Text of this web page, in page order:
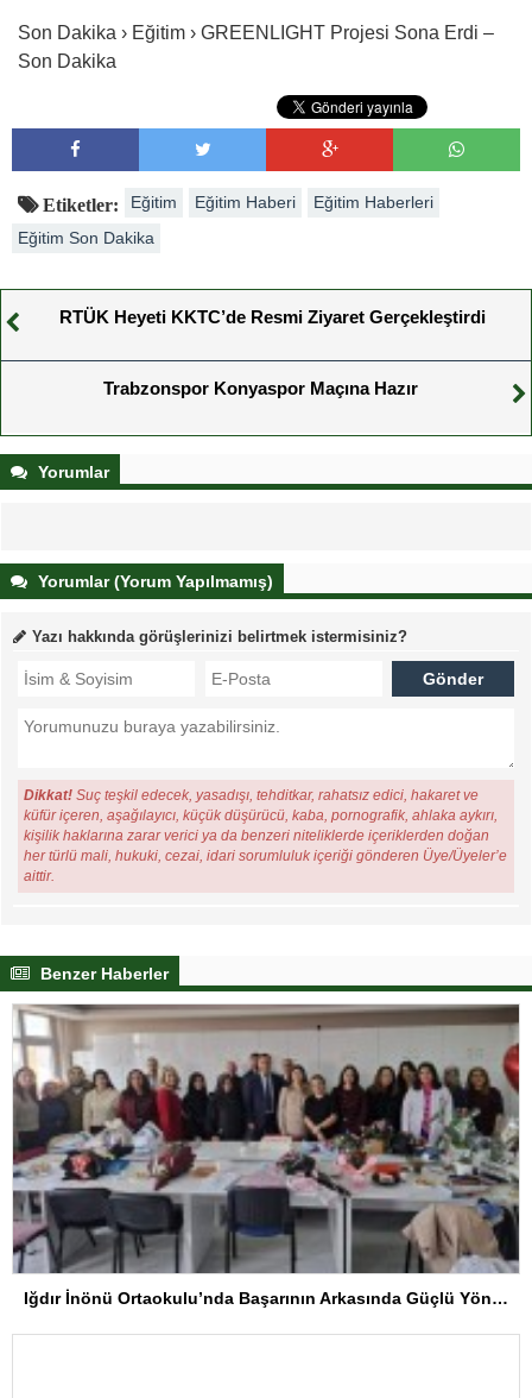
Son Dakika › Eğitim › GREENLIGHT Projesi Sona Erdi –
Son Dakika
Etiketler: Eğitim Eğitim Haberi
Eğitim Haberleri
Eğitim Son Dakika
RTÜK Heyeti KKTC’de Resmi Ziyaret Gerçekleştirdi
Trabzonspor Konyaspor Maçına Hazır
Yorumlar
Yorumlar (Yorum Yapılmamış)
Yazı hakkında görüşlerinizi belirtmek istermisiniz?
Dikkat! Suç teşkil edecek, yasadışı, tehditkar, rahatsız edici, hakaret ve
küfür içeren, aşağılayıcı, küçük düşürücü, kaba, pornografik, ahlaka aykırı,
kişilik haklarına zarar verici ya da benzeri niteliklerde içeriklerden doğan
her türlü mali, hukuki, cezai, idari sorumluluk içeriği gönderen Üye/Üyeler’e
aittir.
Benzer Haberler
Iğdır İnönü Ortaokulu’nda Başarının Arkasında Güçlü Yönetim ve Özverili Eğitim Kadrosu Bulunuyor